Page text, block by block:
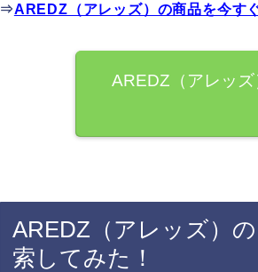
⇒AREDZ（アレッズ）の商品を今す
AREDZ（アレッ
AREDZ（アレッズ）
索してみた！